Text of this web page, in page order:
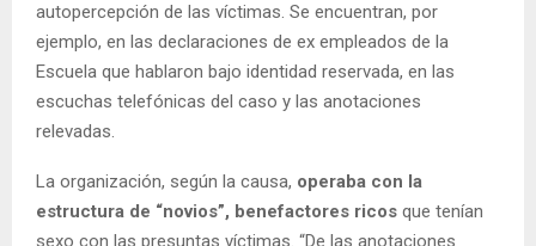
autopercepción de las víctimas. Se encuentran, por
ejemplo, en las declaraciones de ex empleados de la
Escuela que hablaron bajo identidad reservada, en las
escuchas telefónicas del caso y las anotaciones
relevadas.
La organización, según la causa, operaba con la
estructura de “novios”, benefactores ricos que tenían
sexo con las presuntas víctimas. “De las anotaciones